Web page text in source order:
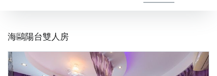
海鷗陽台雙人房